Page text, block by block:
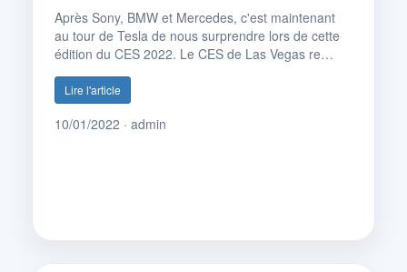
Après Sony, BMW et Mercedes, c'est maintenant
au tour de Tesla de nous surprendre lors de cette
édition du CES 2022. Le CES de Las Vegas re…
Lire l'article
10/01/2022 · admin